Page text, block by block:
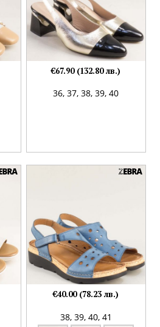
36,37,38,39,40
€67.90 (132.80 лв.)
38, 39, 40, 41
€40.00 (78.23 лв.)